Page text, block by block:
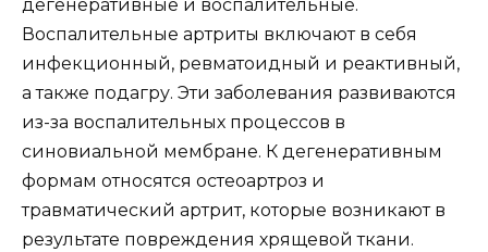
дегенеративные и воспалительные.
Воспалительные артриты включают в себя
инфекционный, ревматоидный и реактивный,
а также подагру. Эти заболевания развиваются
из-за воспалительных процессов в
синовиальной мембране. К дегенеративным
формам относятся остеоартроз и
травматический артрит, которые возникают в
результате повреждения хрящевой ткани.